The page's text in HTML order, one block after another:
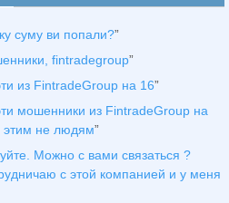
суму ви попали?”
fintradegroup”
из FintradeGroup на 16”
мошенники из FintradeGroup на
этим не людям”
Можно с вами связаться ?
с этой компанией и у меня